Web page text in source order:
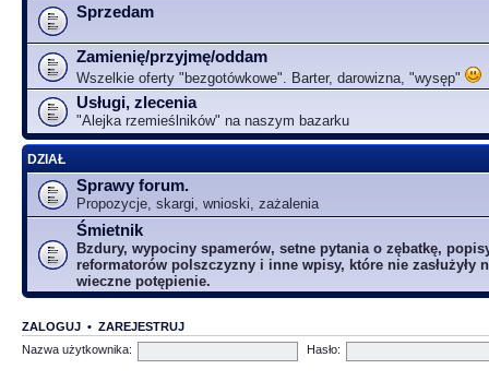
Sprzedam
Zamienię/przyjmę/oddam
Wszelkie oferty "bezgotówkowe". Barter, darowizna, "wysęp"
Usługi, zlecenia
"Alejka rzemieślników" na naszym bazarku
DZIAŁ
Sprawy forum.
Propozycje, skargi, wnioski, zażalenia
Śmietnik
Bzdury, wypociny spamerów, setne pytania o zębatkę,
reformatorów polszczyzny i inne wpisy, które nie zasłużyły
wieczne potępienie.
ZALOGUJ • ZAREJESTRUJ
Nazwa użytkownika:
Hasło: